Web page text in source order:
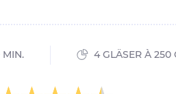
MIN. 4 GLÄSER À 250